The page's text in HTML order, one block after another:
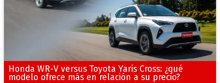
Honda WR-V versus Toyota Yaris Cross: ¿qué
modelo ofrece más en relación a su precio?